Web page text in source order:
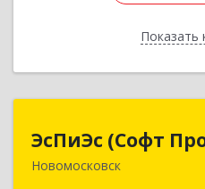
Показать
ЭсПиЭс (Софт
Новомосковск
ЭсПиЭс (Софт
301659, Тульская